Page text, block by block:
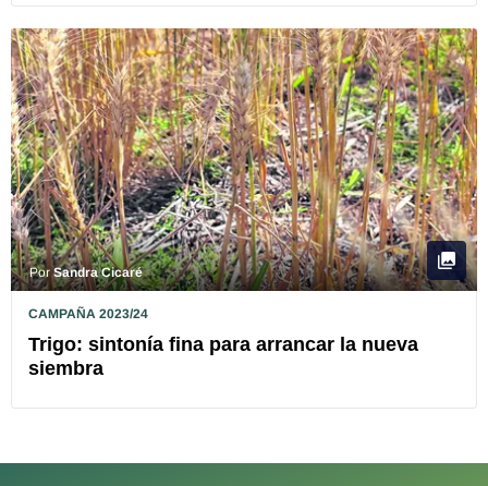
PorSandra Cicaré
CAMPAÑA 2023/24
Trigo: sintonía fina para arrancar la nueva
siembra